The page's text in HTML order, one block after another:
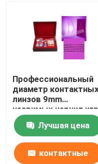
Профессиональный
диаметр контактных
линзов 9mm
незримых чернил игр
покера
Лучшая цена
контактные